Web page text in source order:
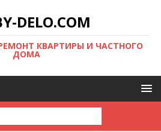
DELO.COM
КВАРТИРЫ И ЧАСТНОГО
ДОМА